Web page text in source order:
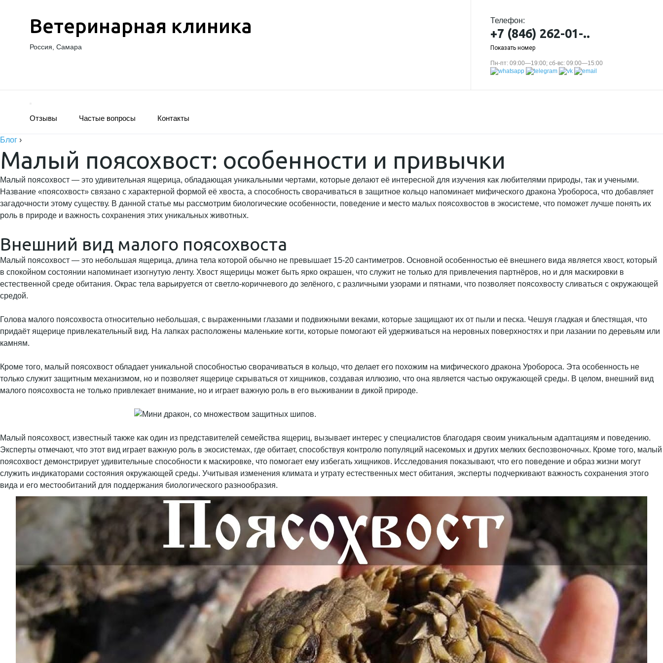
Ветеринарная клиника
Россия, Самара
Телефон:
+7 (846) 262-01-..
Показать номер
Пн-пт: 09:00—19:00; сб-вс: 09:00—15:00
Отзывы Частые вопросы Контакты
Блог ›
Малый поясохвост: особенности и привычки
Малый поясохвост — это удивительная ящерица, обладающая уникальными чертами, которые делают её интересной для изучения как любителями природы, так и учеными.
Название «поясохвост» связано с характерной формой её хвоста, а способность сворачиваться в защитное кольцо напоминает мифического дракона Уробороса, что добавляет
загадочности этому существу. В данной статье мы рассмотрим биологические особенности, поведение и место малых поясохвостов в экосистеме, что поможет лучше понять их
роль в природе и важность сохранения этих уникальных животных.
Внешний вид малого поясохвоста
Малый поясохвост — это небольшая ящерица, длина тела которой обычно не превышает 15-20 сантиметров. Основной особенностью её внешнего вида является хвост, который
в спокойном состоянии напоминает изогнутую ленту. Хвост ящерицы может быть ярко окрашен, что служит не только для привлечения партнёров, но и для маскировки в
естественной среде обитания. Окрас тела варьируется от светло-коричневого до зелёного, с различными узорами и пятнами, что позволяет поясохвосту сливаться с окружающей
средой.
Голова малого поясохвоста относительно небольшая, с выраженными глазами и подвижными веками, которые защищают их от пыли и песка. Чешуя гладкая и блестящая, что
придаёт ящерице привлекательный вид. На лапках расположены маленькие когти, которые помогают ей удерживаться на неровных поверхностях и при лазании по деревьям или
камням.
Кроме того, малый поясохвост обладает уникальной способностью сворачиваться в кольцо, что делает его похожим на мифического дракона Уробороса. Эта особенность не
только служит защитным механизмом, но и позволяет ящерице скрываться от хищников, создавая иллюзию, что она является частью окружающей среды. В целом, внешний вид
малого поясохвоста не только привлекает внимание, но и играет важную роль в его выживании в дикой природе.
Малый поясохвост, известный также как один из представителей семейства ящериц, вызывает интерес у специалистов благодаря своим уникальным адаптациям и поведению.
Эксперты отмечают, что этот вид играет важную роль в экосистемах, где обитает, способствуя контролю популяций насекомых и других мелких беспозвоночных. Кроме того, малый
поясохвост демонстрирует удивительные способности к маскировке, что помогает ему избегать хищников. Исследования показывают, что его поведение и образ жизни могут
служить индикаторами состояния окружающей среды. Учитывая изменения климата и утрату естественных мест обитания, эксперты подчеркивают важность сохранения этого
вида и его местообитаний для поддержания биологического разнообразия.